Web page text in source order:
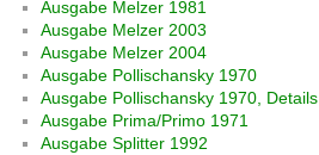
Ausgabe Melzer 1981
Ausgabe Melzer 2003
Ausgabe Melzer 2004
Ausgabe Pollischansky 1970
Ausgabe Pollischansky 1970, Details
Ausgabe Prima/Primo 1971
Ausgabe Splitter 1992